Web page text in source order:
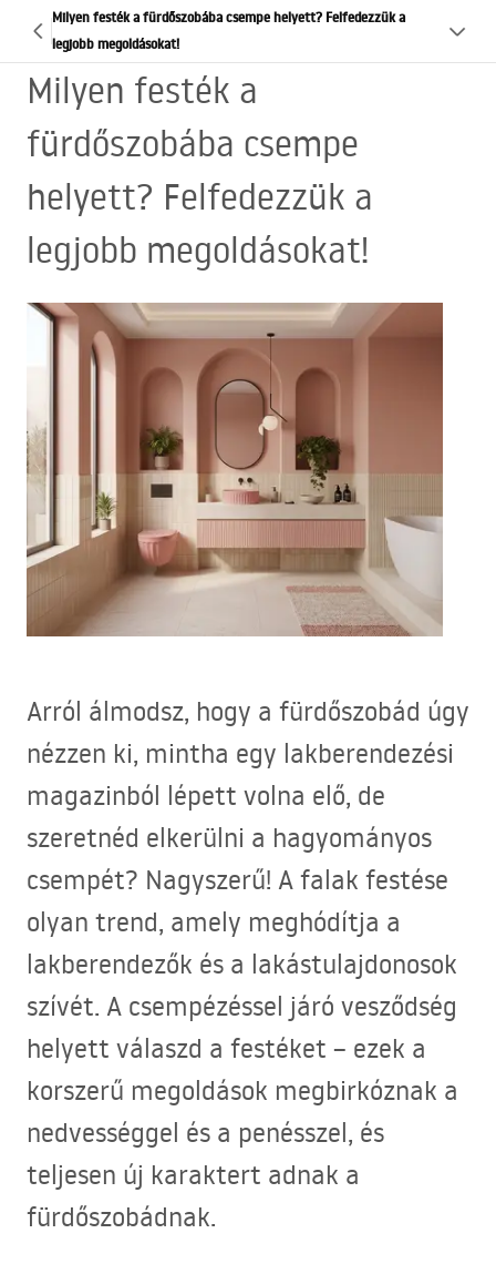
Milyen festék a fürdőszobába csempe helyett? Felfedezzük a
legjobb megoldásokat!
Milyen festék a
fürdőszobába csempe
helyett? Felfedezzük a
legjobb megoldásokat!
Arról álmodsz, hogy a fürdőszobád úgy
nézzen ki, mintha egy lakberendezési
magazinból lépett volna elő, de
szeretnéd elkerülni a hagyományos
csempét? Nagyszerű! A falak festése
olyan trend, amely meghódítja a
lakberendezők és a lakástulajdonosok
szívét. A csempézéssel járó vesződség
helyett válaszd a festéket – ezek a
korszerű megoldások megbirkóznak a
nedvességgel és a penésszel, és
teljesen új karaktert adnak a
fürdőszobádnak.